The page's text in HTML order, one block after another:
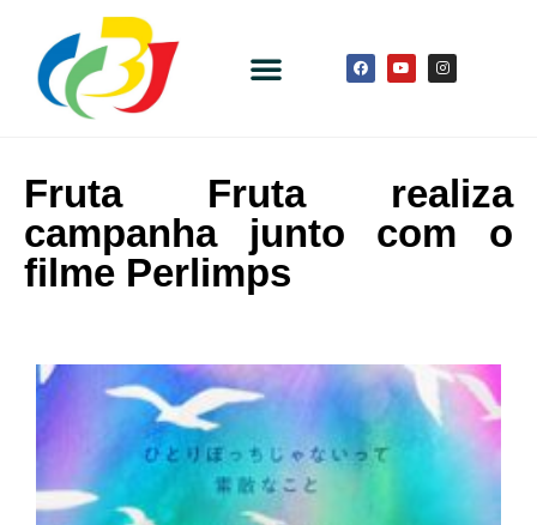
Fruta Fruta realiza
campanha junto com o
filme Perlimps